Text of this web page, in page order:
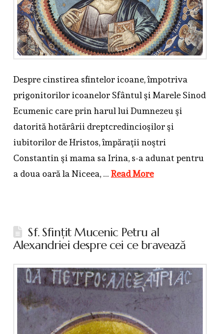
Despre cinstirea sfintelor icoane, împotriva
prigonitorilor icoanelor Sfântul şi Marele Sinod
Ecumenic care prin harul lui Dumnezeu şi
datorită hotărârii dreptcredincioşilor şi
iubitorilor de Hristos, împăraţii noştri
Constantin şi mama sa Irina, s-a adunat pentru
a doua oară la Niceea, … Read More
Sf. Sfinţit Mucenic Petru al
Alexandriei despre cei ce bravează